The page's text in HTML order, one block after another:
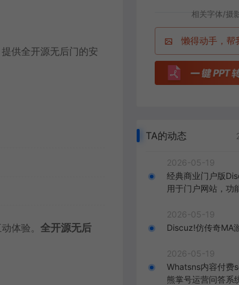
供全开源无后门的安
体验。 全开源无后
相关字体/摄
懒得动手，帮
TA的动态
2026-05-19
经典商业门户版
用于门户网站，功
2026-05-19
Discuz!仿传奇MA
2026-05-19
Whatsns内容付费
熊掌号运营问答系